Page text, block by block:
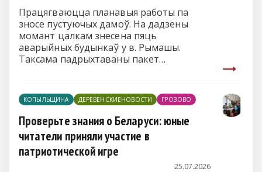
Працягваюцца планавыя работы па
зносе пустуючых дамоў. На дадзены
момант цалкам знесена пяць
аварыйных будынкаў у в. Рымашы.
Таксама падрыхтаваны пакет
КОПЫЛЬЩИНА ДЕРЕВЕНСКИЕНОВОСТИ ГРОЗОВО
Проверьте знания о Беларуси: юные
читатели приняли участие в
патриотической игре
25.07.2026